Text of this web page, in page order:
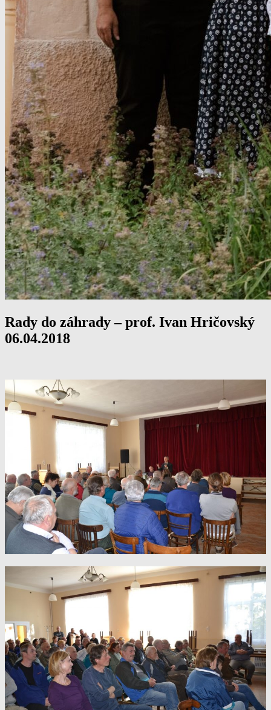
Rady do záhrady – prof. Ivan Hričovský
06.04.2018